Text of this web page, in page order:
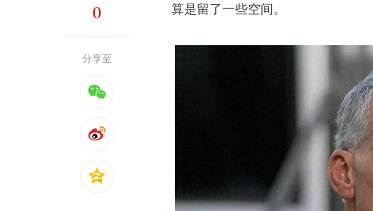
0
分享至
算是留了一些空间。